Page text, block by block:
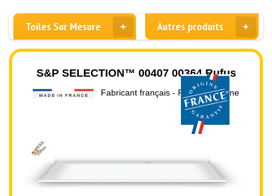
Toiles Sur Mesure Autres produits
S&P SELECTION™ 00407 00364 Rufus
Fabricant français - Prix direct usine
AVANCEE:
300cm